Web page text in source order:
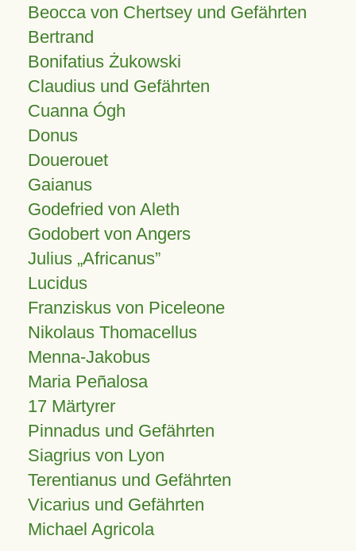
Beocca von Chertsey und Gefährten
Bertrand
Bonifatius Żukowski
Claudius und Gefährten
Cuanna Ógh
Donus
Douerouet
Gaianus
Godefried von Aleth
Godobert von Angers
Julius Africanus
Lucidus
Franziskus von Piceleone
Nikolaus Thomacellus
Menna-Jakobus
Maria Peñalosa
17 Märtyrer
Pinnadus und Gefährten
Siagrius von Lyon
Terentianus und Gefährten
Vicarius und Gefährten
Michael Agricola